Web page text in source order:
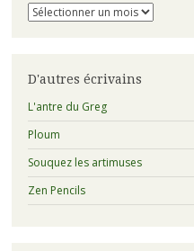
Ce
qu’il
eu
:
D'autres écrivains
L'antre du Greg
Ploum
Souquez les artimuses
Zen Pencils